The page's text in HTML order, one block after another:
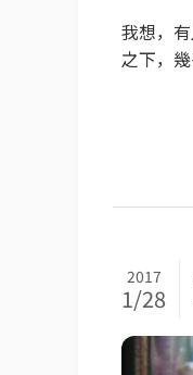
我想，
之下，
2017
1/28